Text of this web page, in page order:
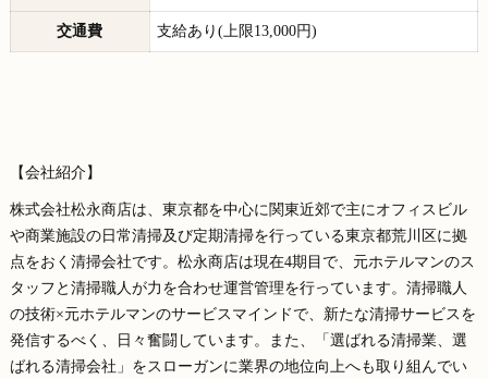
交通費 支給あり(上限13,000円)
【会社紹介】
株式会社松永商店は、東京都を中心に関東近郊で主にオフィスビル
や商業施設の日常清掃及び定期清掃を行っている東京都荒川区に拠
点をおく清掃会社です。松永商店は現在4期目で、元ホテルマンのス
タッフと清掃職人が力を合わせ運営管理を行っています。清掃職人
の技術×元ホテルマンのサービスマインドで、新たな清掃サービスを
発信するべく、日々奮闘しています。また、「選ばれる清掃業、選
ばれる清掃会社」をスローガンに業界の地位向上へも取り組んでい